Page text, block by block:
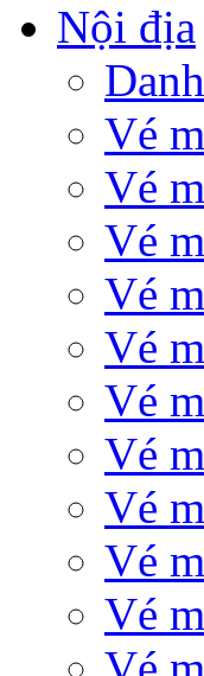
Nội địa
Vé
Vé
Vé
Vé
Vé
Vé
Vé
Vé
Vé
Vé